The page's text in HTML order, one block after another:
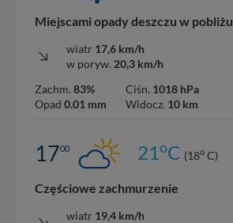
Miejscami opady deszczu w pobliżu
wiatr 17,6 km/h
w poryw. 20,3 km/h
Zachm. 83%
Opad 0.01 mm
Ciśn. 1018 hPa
Widocz. 10 km
1700 21oC (18o C)
Częściowe zachmurzenie
wiatr 19,4 km/h